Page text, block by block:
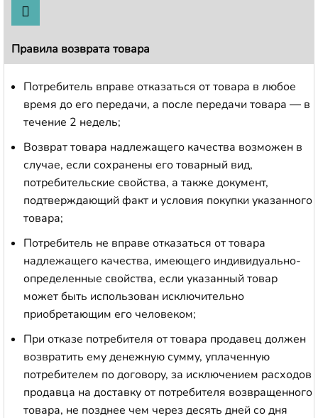
Правила возврата товара
Потребитель вправе отказаться от товара в любое
время до его передачи, а после передачи товара — в
течение 2 недель;
Возврат товара надлежащего качества возможен в
случае, если сохранены его товарный вид,
потребительские свойства, а также документ,
подтверждающий факт и условия покупки указанного
товара;
Потребитель не вправе отказаться от товара
надлежащего качества, имеющего индивидуально-
определенные свойства, если указанный товар
может быть использован исключительно
приобретающим его человеком;
При отказе потребителя от товара продавец должен
возвратить ему денежную сумму, уплаченную
потребителем по договору, за исключением расходов
продавца на доставку от потребителя возвращенного
товара, не позднее чем через десять дней со дня